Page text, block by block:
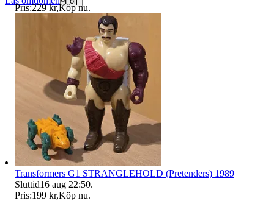
Pris:229 kr,Köp nu.
Transformers G1 STRANGLEHOLD (Pretenders) 1989
Sluttid16 aug 22:50.
Pris:199 kr,Köp nu.